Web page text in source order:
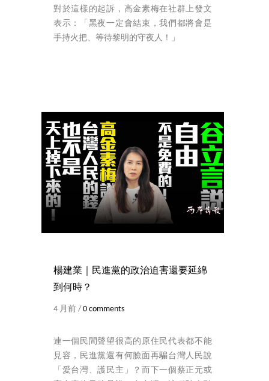
對於這樣的起訴，高金素梅在社群上發文
表示：「黑夜一定會結束，我們都將會是
手持火把、等待黎明的守夜人！」
楊建業｜民進黨的政治迫害還要延綿
到何時？
4 月前 / 0 comments
連一個民間聲望很高的原住民代表都不能
見容，民進黨還有何臉面再騙台灣人民說
「愛台灣、護民主」？而下一個蔡正元或